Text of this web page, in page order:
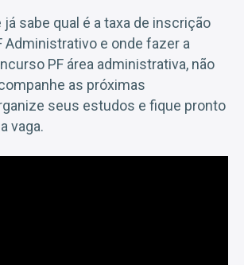
sabe qual é a taxa de inscrição
Administrativo e onde fazer a
PF área administrativa, não
as próximas
seus estudos e fique pronto
vaga.